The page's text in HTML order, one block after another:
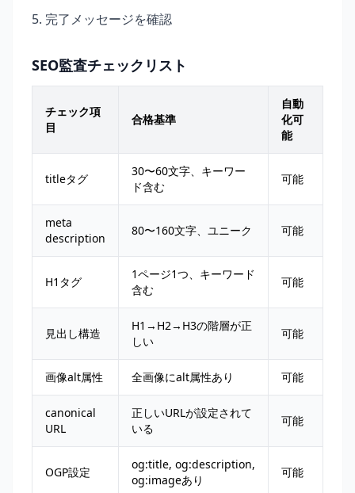
完了メッセージを確認
SEO監査チェックリスト
チェック項
目
合格基準
自動
化可
能
titleタグ
30〜60文字、キーワー
ド含む
可能
meta
description
80〜160文字、ユニーク 可能
H1タグ
1ページ1つ、キーワード
含む
可能
見出し構造
H1→H2→H3の階層が正
しい
可能
画像alt属性 全画像にalt属性あり 可能
canonical
URL
正しいURLが設定されて
いる
可能
OGP設定
og:title, og:description,
og:imageあり
可能